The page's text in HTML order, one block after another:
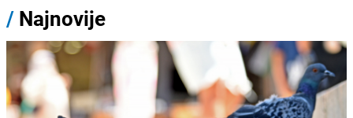
/ Najnovije